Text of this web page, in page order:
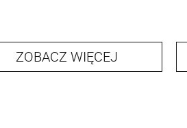
ZOBACZ WIĘCEJ